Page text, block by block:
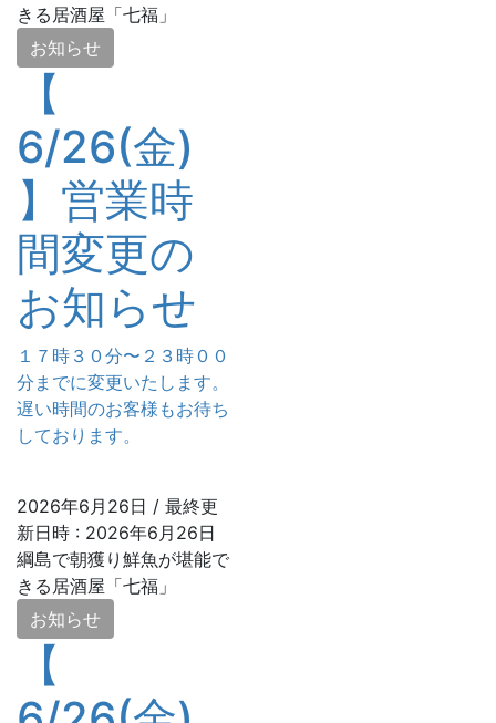
きる居酒屋「七福」
お知らせ
【
6/26(金)
】営業時
間変更の
お知らせ
１７時３０分〜２３時００
分までに変更いたします。
遅い時間のお客様もお待ち
しております。
2026年6月26日 / 最終更
新日時 : 2026年6月26日
綱島で朝獲り鮮魚が堪能で
きる居酒屋「七福」
お知らせ
【